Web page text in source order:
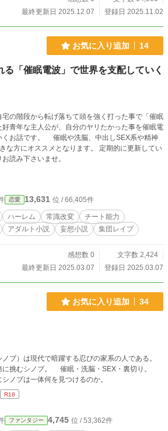
の正体とは？ 全てを知るかのようなモルガナの目
最終更新日 2025.12.07
登録日 2025.11.02
お気に入り追加 14
る「催眠電波」で世界を支配していく
の階段から転げ落ちて頭を強く打った事で「催眠
青年な主人公が、自分のヤリたかった事を催眠電
くお話です。 催眠や洗脳、中出しSEX系や精神
な方にオススメとなります。 定期的に更新してい
読み下さいませ。
恋愛 13,631 位 / 66,405件
ハーレム 常識改変
チート能力
アダルト小説 妄想小説 集団レイプ
感想数 0
文字数 2,424
最終更新日 2025.03.07
登録日 2025.03.07
お気に入り追加 34
）は現代で暗躍する忍びの家系の人である。
に挑むシノブ。 催眠・洗脳・SEX・裏切り。
ノブは一体何を見つけるのか。
R18
ファンタジー 4,745 位 / 53,362件